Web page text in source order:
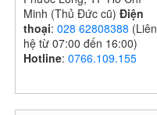
Minh (Thủ Đức cũ) Điện
thoại:028 62808388 (Liên
hệ từ 07:00 đến 16:00)
Hotline:0766.109.155